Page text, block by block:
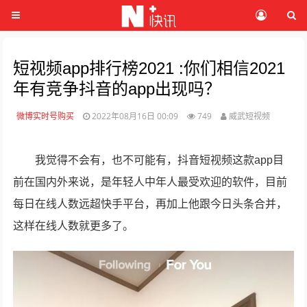
短视频app排行榜2021 :你们相信2021
年有竞争抖音的app出现吗？
微博实时号购买 2022年08月16日 00:09 749 威武短视频
我觉得不会有，也不可能有，抖音短视频这款app目
前在国内外来说，是年轻人中年人最受欢迎的软件，目前
每日在线人数远超快手平台，再加上他跟今日头条合并，
这样在线人数就更多了。